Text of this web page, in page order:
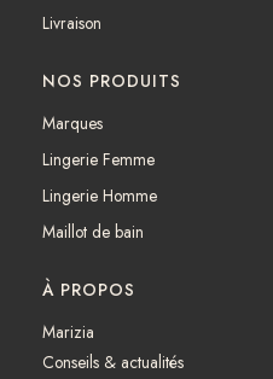
Livraison
NOS PRODUITS
Marques
Lingerie Femme
Lingerie Homme
Maillot de bain
À PROPOS
Marizia
Conseils & actualités